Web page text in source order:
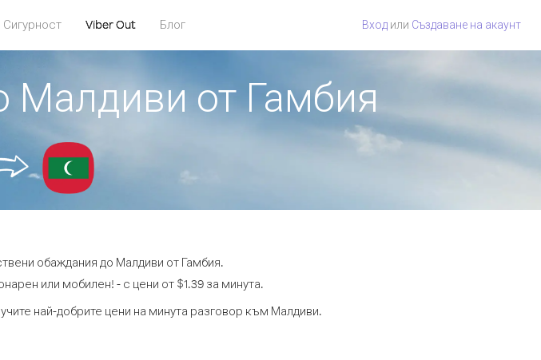
Сигурност Viber Out Блог Вход или Създаване на акаунт
Малдиви от Гамбия
обаждания до Малдиви от Гамбия.
или мобилен! - с цени от $1.39 за минута.
най-добрите цени на минута разговор към Малдиви.